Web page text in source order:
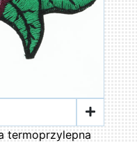
termoprzylepna